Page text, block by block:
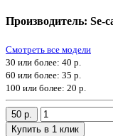
Производитель: Se-
Смотреть все модели
30 или более: 40 р.
60 или более: 35 р.
100 или более: 20 р.
50 р.
Купить в 1 клик